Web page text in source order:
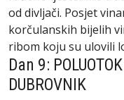
od divljači. Posjet
korčulanskih bijelih
ribom koju su ulovili
Dan 9:
DUBROVNIK